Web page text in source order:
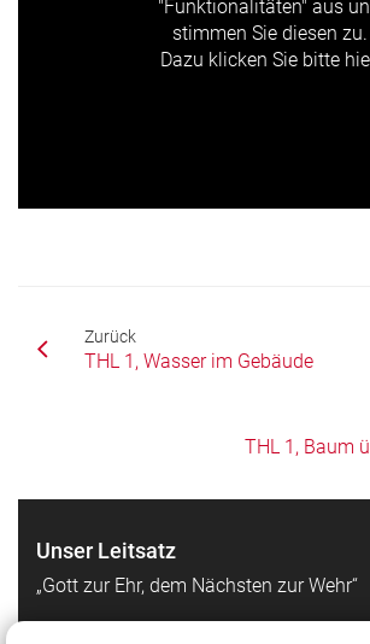
"Funktionalitäten" aus
stimmen Sie diesen zu.
Dazu klicken Sie bitte
Zurück
THL 1, Wasser im Gebäude
THL 1, Baum
Unser Leitsatz
„Gott zur Ehr, dem Nächsten zur Wehr“